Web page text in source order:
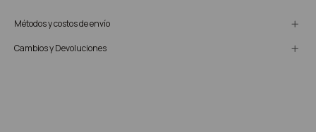
Métodos y costos de envío
Cambios y Devoluciones